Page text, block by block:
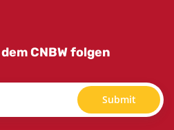
CNBW folgen
Submit